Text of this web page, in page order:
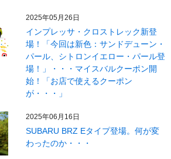
2025年05月26日
インプレッサ・クロストレック新登
場！「今回は新色：サンドデューン・
パール、シトロンイエロー・パール登
場！」・・・マイスバルクーポン開
始！「お店で使えるクーポン
が・・・」
2025年06月16日
SUBARU BRZ Eタイプ登場。何が変
わったのか・・・